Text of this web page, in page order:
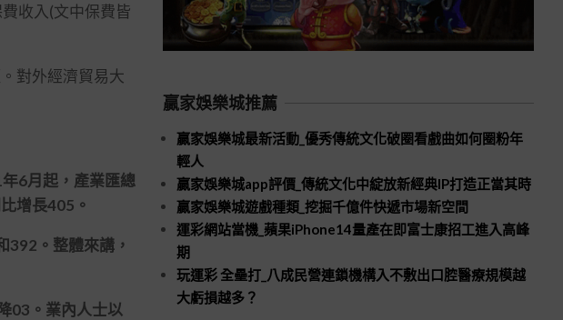
收入(文中保費皆
對外經濟貿易大
6月起，產業匯總
增長405。
。整體來講，
03。業內人士以
贏家娛樂城推薦
贏家娛樂城最新活動_優秀傳統文化破圈看戲曲如何圈粉年
輕人
贏家娛樂城app評價_傳統文化中綻放新經典IP打造正當其時
贏家娛樂城遊戲種類_挖掘千億件快遞市場新空間
運彩網站當機_蘋果iPhone14量產在即富士康招工進入高峰
期
玩運彩 全壘打_八成民營連鎖機構入不敷出口腔醫療規模越
大虧損越多？